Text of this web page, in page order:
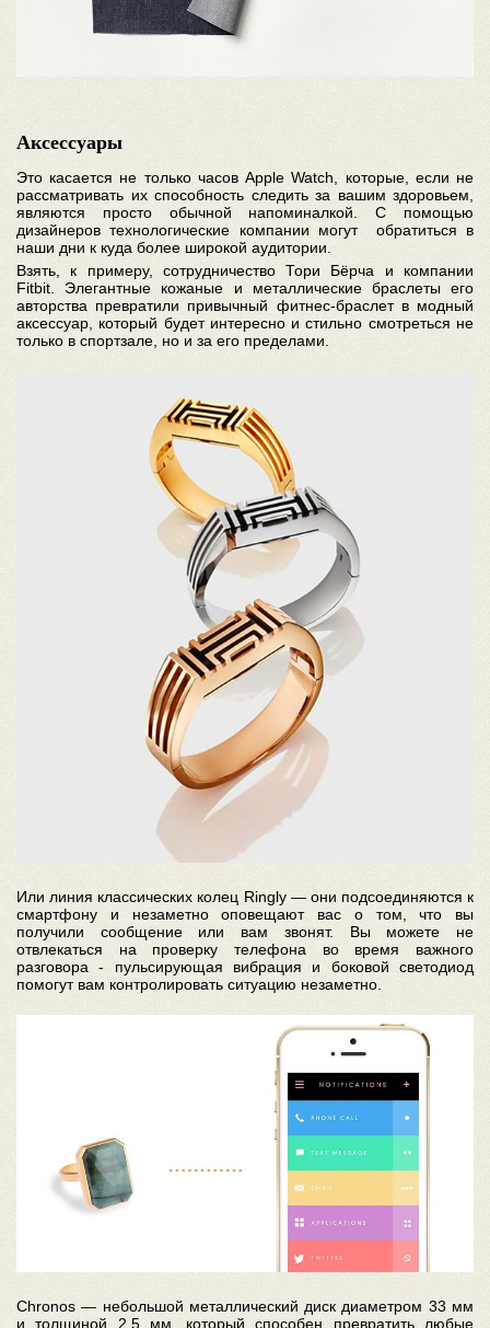
Аксессуары
Это касается не только часов Apple Watch, которые, если не
рассматривать их способность следить за вашим здоровьем,
являются просто обычной напоминалкой. С помощью
дизайнеров технологические компании могут обратиться в
наши дни к куда более широкой аудитории.
Взять, к примеру, сотрудничество Тори Бёрча и компании
Fitbit. Элегантные кожаные и металлические браслеты его
авторства превратили привычный фитнес-браслет в модный
аксессуар, который будет интересно и стильно смотреться не
только в спортзале, но и за его пределами.
Или линия классических колец Ringly — они подсоединяются к
смартфону и незаметно оповещают вас о том, что вы
получили сообщение или вам звонят. Вы можете не
отвлекаться на проверку телефона во время важного
разговора - пульсирующая вибрация и боковой светодиод
помогут вам контролировать ситуацию незаметно.
Chronos — небольшой металлический диск диаметром 33 мм
и толщиной 2.5 мм, который способен превратить любые